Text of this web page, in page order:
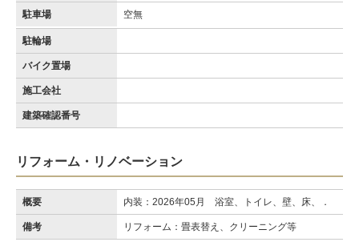
駐車場 空無
駐輪場
バイク置場
施工会社
建築確認番号
リフォーム・リノベーション
概要 内装：2026年05月 浴室、トイレ、壁、床、．
備考 リフォーム：畳表替え、クリーニング等